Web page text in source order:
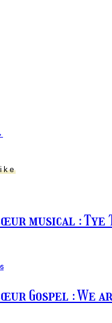
musical :
Gospel :